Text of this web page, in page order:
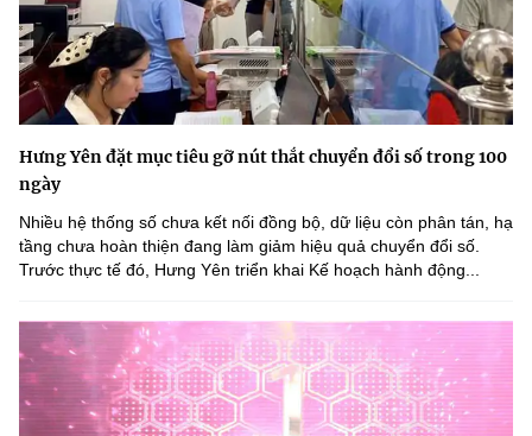
Hưng Yên đặt mục tiêu gỡ nút thắt chuyển đổi số trong 100
ngày
Nhiều hệ thống số chưa kết nối đồng bộ, dữ liệu còn phân tán, hạ
tầng chưa hoàn thiện đang làm giảm hiệu quả chuyển đổi số.
Trước thực tế đó, Hưng Yên triển khai Kế hoạch hành động...